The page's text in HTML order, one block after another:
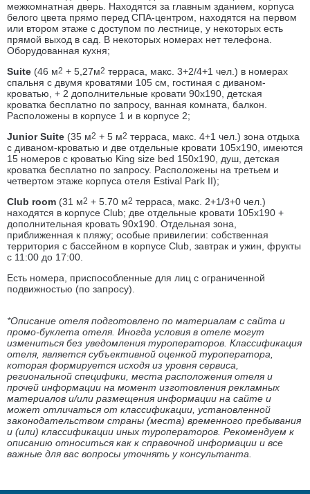
межкомнатная дверь. Находятся за главным зданием, корпуса
белого цвета прямо перед СПА-центром, находятся на первом
или втором этаже с доступом по лестнице, у некоторых есть
прямой выход в сад. В некоторых номерах нет телефона.
Оборудованная кухня;
Suite (46 м2 + 5,27м2 терраса, макс. 3+2/4+1 чел.) в номерах
спальня с двумя кроватями 105 см, гостиная с диваном-
кроватью, + 2 дополнительные кровати 90x190, детская
кроватка бесплатно по запросу, ванная комната, балкон.
Расположены в корпусе 1 и в корпусе 2;
Junior Suite (35 м2 + 5 м2 терраса, макс. 4+1 чел.) зона отдыха
с диваном-кроватью и две отдельные кровати 105x190, имеются
15 номеров с кроватью King size bed 150х190, душ, детская
кроватка бесплатно по запросу. Расположены на третьем и
четвертом этаже корпуса отеля Estival Park II);
Club room (31 м2 + 5.70 м2 терраса, макс. 2+1/3+0 чел.)
находятся в корпусе Club; две отдельные кровати 105x190 +
дополнительная кровать 90x190. Отдельная зона,
приближенная к пляжу; особые привилегии: собственная
территория с бассейном в корпусе Club, завтрак и ужин, фрукты
с 11:00 до 17:00.
Есть номера, приспособленные для лиц с ограниченной
подвижностью (по запросу).
*Описание отеля подготовлено по материалам с сайта и
промо-буклета отеля. Иногда условия в отеле могут
измениться без уведомления туроператоров. Классификация
отеля, является субъективной оценкой туроператора,
которая формируется исходя из уровня сервиса,
региональной специфики, места расположения отеля и
прочей информации на момент изготовления рекламных
материалов и/или размещения информации на сайте и
может отличаться от классификации, установленной
законодательством страны (места) временного пребывания
и (или) классификации иных туроператоров. Рекомендуем к
описанию относиться как к справочной информации и все
важные для вас вопросы уточнять у консультанта.